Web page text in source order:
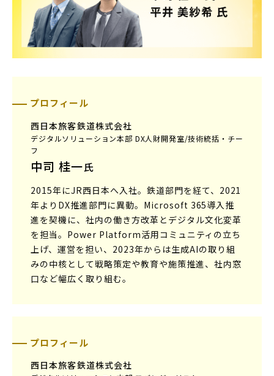
プロフィール
西日本旅客鉄道株式会社
デジタルソリューション本部 DX人財開発室/技術統括・チー
フ
中司 桂一氏
2015年にJR西日本へ入社。鉄道部門を経て、2021
年よりDX推進部門に異動。Microsoft 365導入推
進を契機に、社内の働き方改革とデジタル文化変革
を担当。Power Platform活用コミュニティの立ち
上げ、運営を担い、2023年からは生成AIの取り組
みの中核として戦略策定や教育や施策推進、社内窓
口など幅広く取り組む。
プロフィール
西日本旅客鉄道株式会社